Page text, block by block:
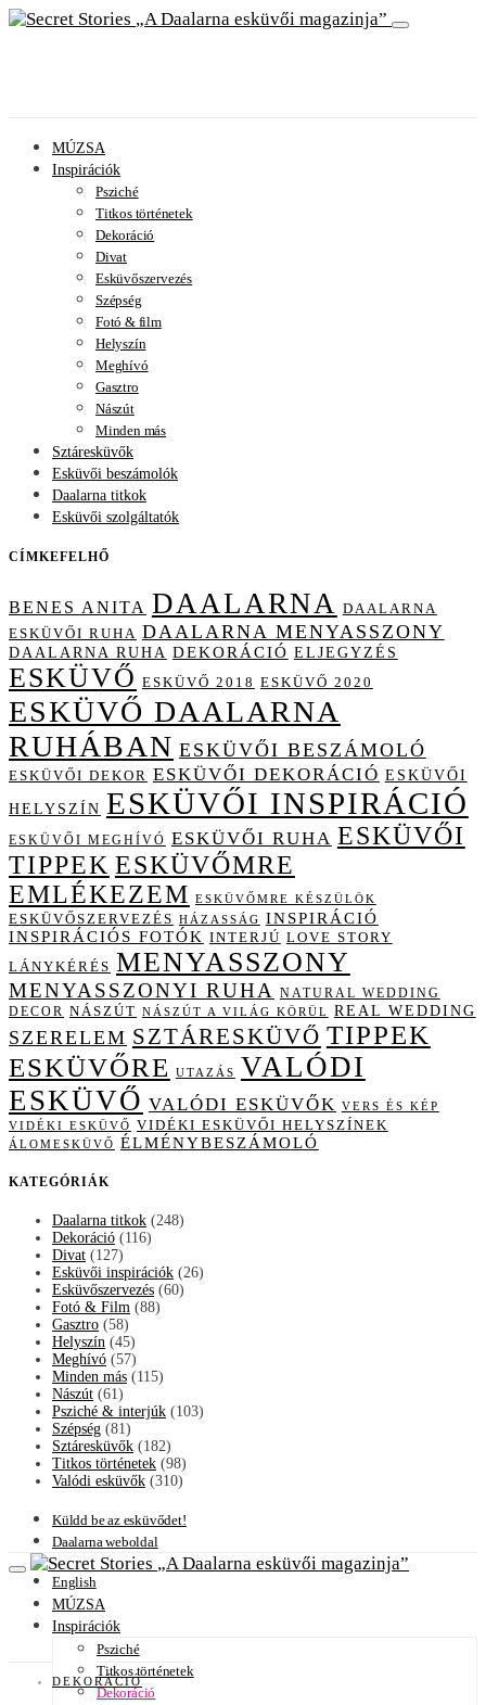
A Daalarna esküvői magazinja
MÚZSA
Inspirációk
Psziché
Titkos történetek
Dekoráció
Divat
Esküvőszervezés
Szépség
Fotó & film
Helyszín
Meghívó
Gasztro
Nászút
Minden más
Sztáresküvők
Esküvői beszámolók
Daalarna titkok
Esküvői szolgáltatók
CÍMKEFELHŐ
BENES ANITA DAALARNA DAALARNA
ESKÜVŐI RUHA DAALARNA MENYASSZONY
DAALARNA RUHA DEKORÁCIÓ ELJEGYZÉS
ESKÜVŐ ESKÜVŐ 2018 ESKÜVŐ 2020
ESKÜVŐ DAALARNA
RUHÁBAN ESKÜVŐI BESZÁMOLÓ
ESKÜVŐI DEKOR ESKÜVŐI DEKORÁCIÓ ESKÜVŐI
HELYSZÍN ESKÜVŐI INSPIRÁCIÓ
ESKÜVŐI MEGHÍVÓ ESKÜVŐI RUHA ESKÜVŐI
TIPPEK ESKÜVŐMRE
EMLÉKEZEM ESKÜVŐMRE KÉSZÜLÖK
ESKÜVŐSZERVEZÉS HÁZASSÁG INSPIRÁCIÓ
INSPIRÁCIÓS FOTÓK INTERJÚ LOVE STORY
LÁNYKÉRÉS MENYASSZONY
MENYASSZONYI RUHA
NATURAL WEDDING
DECOR NÁSZÚT NÁSZÚT A VILÁG KÖRÜL REAL WEDDING
SZERELEM SZTÁRESKÜVŐ TIPPEK
ESKÜVŐRE
UTAZÁS VALÓDI
ESKÜVŐ VALÓDI ESKÜVŐK VERS ÉS KÉP
VIDÉKI ESKÜVŐ VIDÉKI ESKÜVŐI HELYSZÍNEK
ÁLOMESKÜVŐ ÉLMÉNYBESZÁMOLÓ
KATEGÓRIÁK
Daalarna titkok (248)
Dekoráció (116)
Divat (127)
Esküvői inspirációk (26)
Esküvőszervezés (60)
Fotó & Film (88)
Gasztro (58)
Helyszín (45)
Meghívó (57)
Minden más (115)
Nászút (61)
Psziché & interjúk (103)
Szépség (81)
Sztáresküvők (182)
Titkos történetek (98)
Valódi esküvők (310)
Küldd be az esküvődet!
Daalarna weboldal
English
A Daalarna esküvői magazinja
MÚZSA
Inspirációk
Psziché
Titkos történetek
Dekoráció
DEKORÁCIÓ